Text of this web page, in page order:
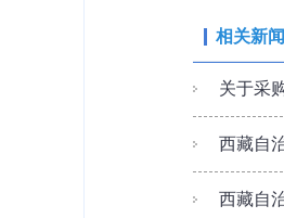
相关新闻
关于采
西藏自
西藏自